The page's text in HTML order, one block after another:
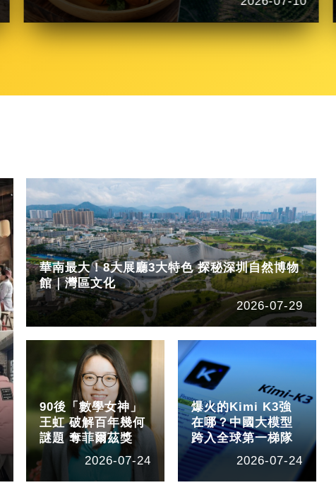
華南最大！8大展廳3大特色 探秘深圳自然博物
館｜灣區文化
2026-07-29
90後「數學女神」
王虹 破解百年幾何
謎題 奪菲爾茲獎
2026-07-24
爆火的Kimi K3強
在哪？中國大模型
跨入全球第一梯隊
2026-07-24